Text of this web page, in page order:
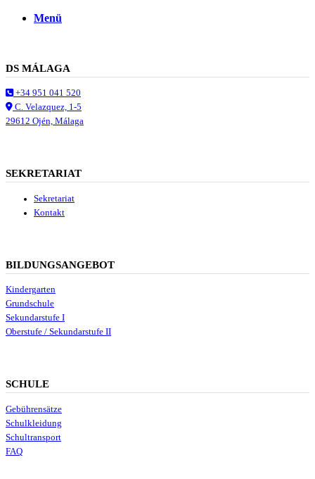
Menü
DS MÁLAGA
+34 951 041 520
C. Velazquez, 1-5
29612 Ojén, Málaga
SEKRETARIAT
Sekretariat
Kontakt
BILDUNGSANGEBOT
Kindergarten
Grundschule
Sekundarstufe I
Oberstufe / Sekundarstufe II
SCHULE
Gebührensätze
Schulkleidung
Schultransport
FAQ